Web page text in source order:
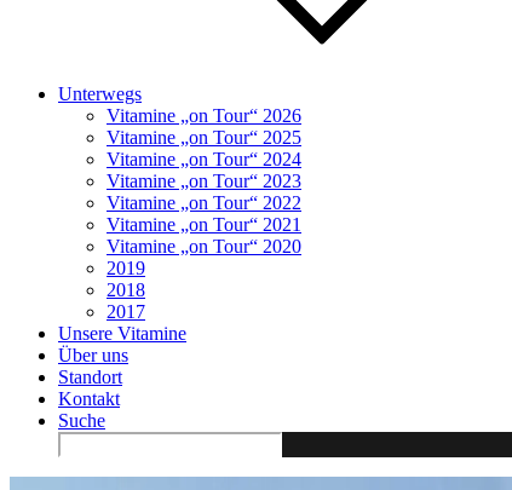
Unterwegs
Vitamine „on Tour“ 2026
Vitamine „on Tour“ 2025
Vitamine „on Tour“ 2024
Vitamine „on Tour“ 2023
Vitamine „on Tour“ 2022
Vitamine „on Tour“ 2021
Vitamine „on Tour“ 2020
2019
2018
2017
Unsere Vitamine
Über uns
Standort
Kontakt
Suche
Search
for: